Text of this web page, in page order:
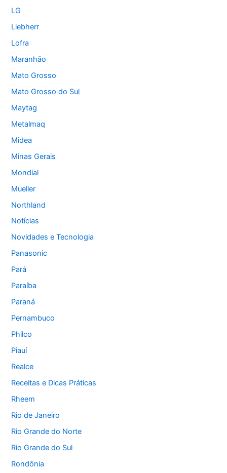
LG
Liebherr
Lofra
Maranhão
Mato Grosso
Mato Grosso do Sul
Maytag
Metalmaq
Midea
Minas Gerais
Mondial
Mueller
Northland
Notícias
Novidades e Tecnologia
Panasonic
Pará
Paraíba
Paraná
Pernambuco
Philco
Piauí
Realce
Receitas e Dicas Práticas
Rheem
Rio de Janeiro
Rio Grande do Norte
Rio Grande do Sul
Rondônia